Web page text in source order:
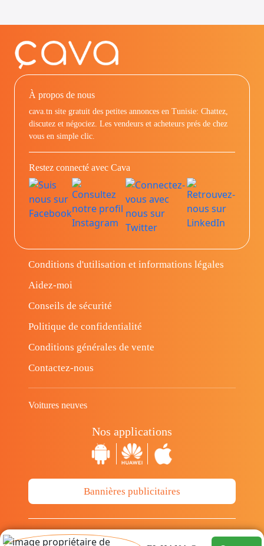
À propos de nous
cava.tn site gratuit des petites annonces en Tunisie: Chattez,
discutez et négociez. Les vendeurs et acheteurs prés de chez
vous en simple clic.
Restez connecté avec Cava
Conditions d'utilisation et informations légales
Aidez-moi
Conseils de sécurité
Politique de confidentialité
Conditions générales de vente
Contactez-nous
Voitures neuves
Nos applications
Bannières publicitaires
© Copyright 2014-2026 Cava.tn Limited Tous